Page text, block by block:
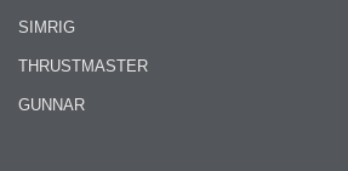
SIMRIG
THRUSTMASTER
GUNNAR